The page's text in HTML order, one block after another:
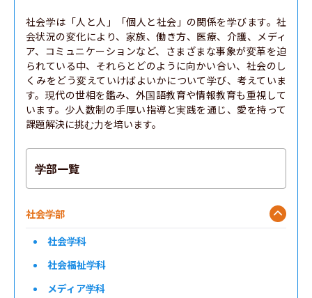
社会学は「人と人」「個人と社会」の関係を学びます。社
会状況の変化により、家族、働き方、医療、介護、メディ
ア、コミュニケーションなど、さまざまな事象が変革を迫
られている中、それらとどのように向かい合い、社会のし
くみをどう変えていけばよいかについて学び、考えていま
す。現代の世相を鑑み、外国語教育や情報教育も重視して
います。少人数制の手厚い指導と実践を通じ、愛を持って
課題解決に挑む力を培います。
学部一覧
社会学部
社会学科
社会福祉学科
メディア学科